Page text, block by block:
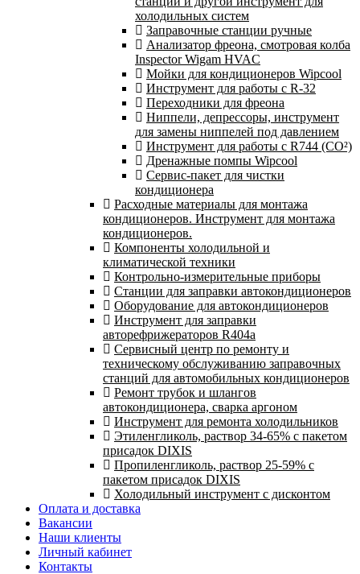
холодильных систем
Заправочные станции ручные
Анализатор фреона, смотровая колба
Inspector Wigam HVAC
Мойки для кондиционеров Wipcool
Инструмент для работы с R-32
Переходники для фреона
Ниппели, депрессоры, инструмент
для замены ниппелей под давлением
Инструмент для работы с R744 (CO²)
Дренажные помпы Wipcool
Сервис-пакет для чистки
кондиционера
Расходные материалы для монтажа
кондиционеров. Инструмент для монтажа
кондиционеров.
Компоненты холодильной и
климатической техники
Контрольно-измерительные приборы
Станции для заправки автокондиционеров
Оборудование для автокондиционеров
Инструмент для заправки
авторефрижераторов R404a
Сервисный центр по ремонту и
техническому обслуживанию заправочных
станций для автомобильных кондиционеров
Ремонт трубок и шлангов
автокондиционера, сварка аргоном
Инструмент для ремонта холодильников
Этиленгликоль, раствор 34-65% с пакетом
присадок DIXIS
Пропиленгликоль, раствор 25-59% с
пакетом присадок DIXIS
Холодильный инструмент с дисконтом
Оплата и доставка
Вакансии
Наши клиенты
Личный кабинет
Контакты